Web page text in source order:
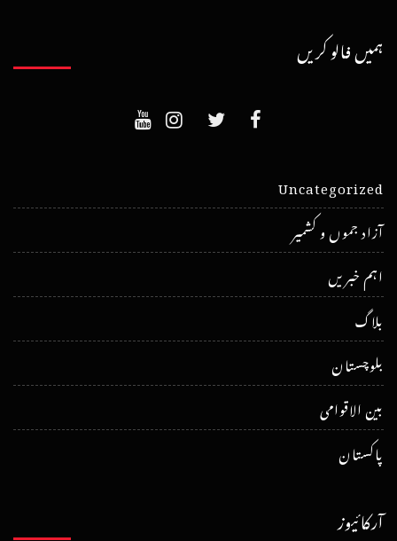
ہمیں فالو کریں
Uncategorized
آزاد جموں و کشمیر
اہم خبریں
بلاگ
بلوچستان
بین الاقوامی
پاکستان
آرکائیوز